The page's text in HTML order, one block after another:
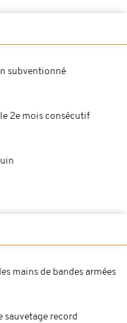
subventionné
2e mois consécutif
mains de bandes armées
sauvetage record